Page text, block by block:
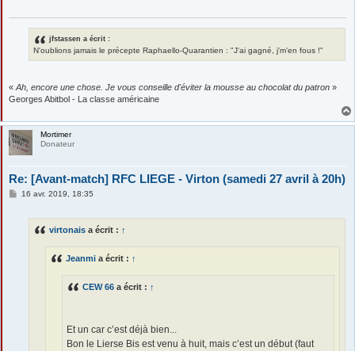
jfstassen a écrit :
N'oublions jamais le précepte Raphaello-Quarantien : "J'ai gagné, j'm'en fous !"
« Ah, encore une chose. Je vous conseille d'éviter la mousse au chocolat du patron »
Georges Abitbol - La classe américaine
Mortimer
Donateur
Re: [Avant-match] RFC LIEGE - Virton (samedi 27 avril à 20h)
M
16 avr. 2019, 18:35
virtonais a écrit : ↑
Jeanmi a écrit : ↑
CEW 66 a écrit : ↑
Et un car c’est déjà bien...
Bon le Lierse Bis est venu à huit, mais c’est un début (faut